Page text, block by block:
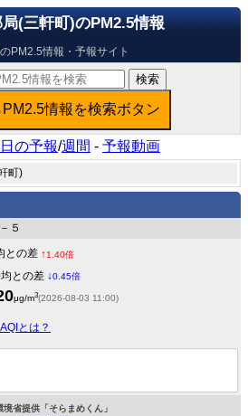
(三軒町)のPM2.5情報
PM2.5情報・予報サイト
の予報/週間 - 予報動画
町)
５
との差 ↑1.40倍
との差 ↓0.45倍
μg/m3(2026-08-03 11:00)
AQIとは？
省提供「そらまめくん」